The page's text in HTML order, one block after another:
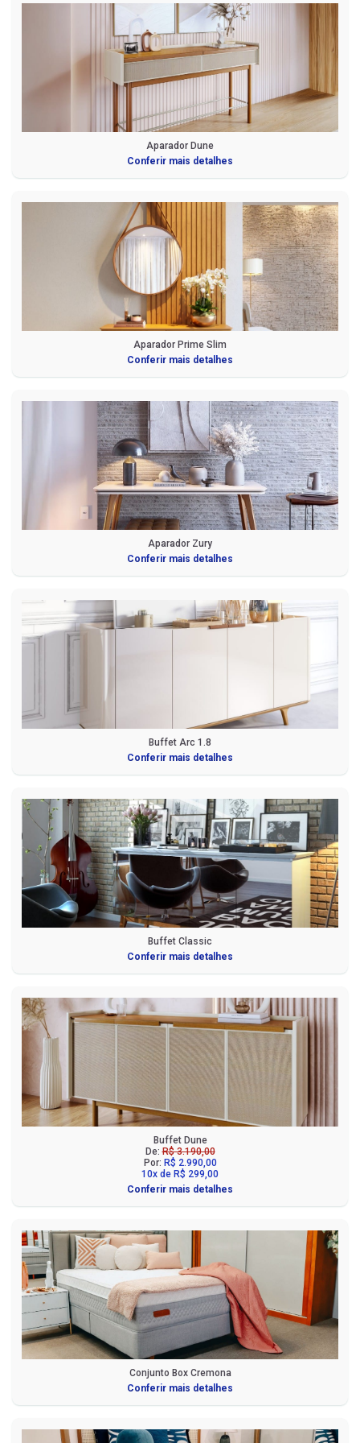
Aparador Dune
Conferir mais detalhes
Aparador Prime Slim
Conferir mais detalhes
Aparador Zury
Conferir mais detalhes
Buffet Arc 1.8
Conferir mais detalhes
Buffet Classic
Conferir mais detalhes
Buffet Dune
De:R$ 3.190,00
Por: R$ 2.990,00
10x de R$ 299,00
Conferir mais detalhes
Conjunto Box Cremona
Conferir mais detalhes